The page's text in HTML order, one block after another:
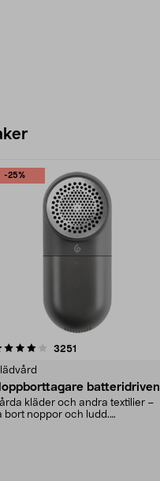
-25%
3251
batteridriven
kläder och andra textilier –
bort noppor och ludd.
4.5av 5 stjärnor